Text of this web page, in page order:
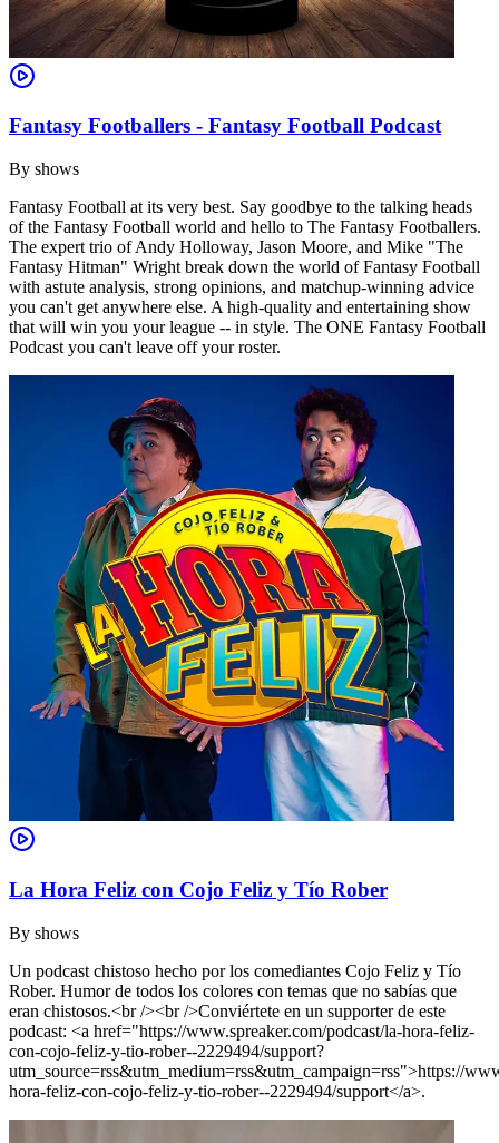
Fantasy Footballers - Fantasy Football Podcast
By shows
Fantasy Football at its very best. Say goodbye to the talking heads
of the Fantasy Football world and hello to The Fantasy Footballers.
The expert trio of Andy Holloway, Jason Moore, and Mike "The
Fantasy Hitman" Wright break down the world of Fantasy Football
with astute analysis, strong opinions, and matchup-winning advice
you can't get anywhere else. A high-quality and entertaining show
that will win you your league -- in style. The ONE Fantasy Football
Podcast you can't leave off your roster.
La Hora Feliz con Cojo Feliz y Tío Rober
By shows
Un podcast chistoso hecho por los comediantes Cojo Feliz y Tío
Rober. Humor de todos los colores con temas que no sabías que
eran chistosos.<br /><br />Conviértete en un supporter de este
podcast: <a href="https://www.spreaker.com/podcast/la-hora-feliz-
con-cojo-feliz-y-tio-rober--2229494/support?
utm_source=rss&utm_medium=rss&utm_campaign=rss">https://
hora-feliz-con-cojo-feliz-y-tio-rober--2229494/support</a>.